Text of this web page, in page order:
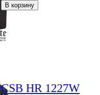
В корзину
CSB HR 1227W